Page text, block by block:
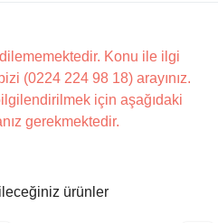
Konu ile ilgi
(0224 224 98 18) arayınız.
için aşağıdaki
gerekmektedir.
ürünler